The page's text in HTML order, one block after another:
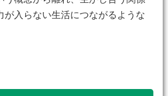
が入らない生活につながるような